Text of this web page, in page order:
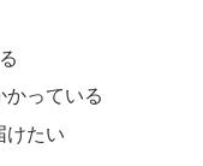
かっている
けたい